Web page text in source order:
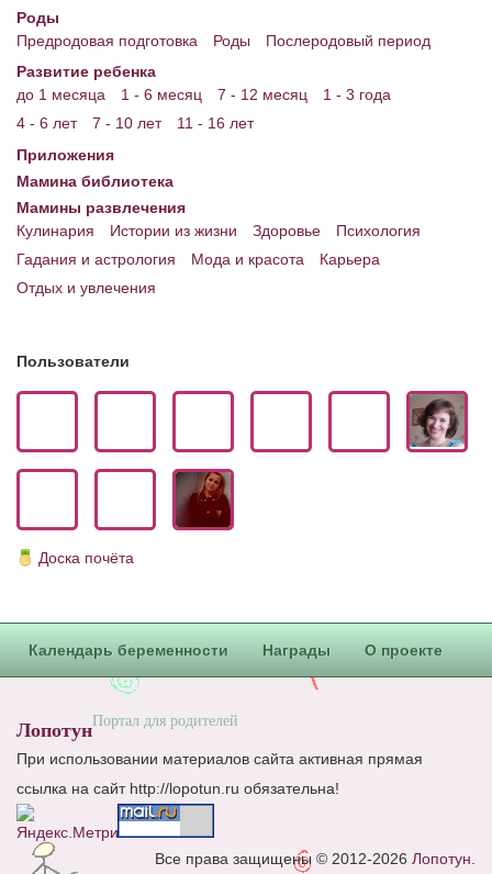
Имена. Святцы
Энциклопедия беременных
Мамина энциклопедия
Сервис. Оценка роста и веса ребенка
Приложения для Android
Полезные ссылки
Блог Администратора
Сотрудничество. Авторам
Роды
Предродовая подготовка
Роды
Послеродовый период
Развитие ребенка
до 1 месяца
1 - 6 месяц 7 - 12 месяц
1 - 3 года
4 - 6 лет
7 - 10 лет
11 - 16 лет
Приложения
Мамина библиотека
Мамины развлечения
Кулинария
Истории из жизни Здоровье
Психология
Гадания и астрология
Мода и красота
Карьера
Отдых и увлечения
Пользователи
Доска почёта
Календарь беременности Награды О проекте
ЛопотунПортал для родителей
При использовании материалов сайта активная прямая
ссылка на сайт http://lopotun.ru обязательна!
Все права защищены © 2012-2026 Лопотун